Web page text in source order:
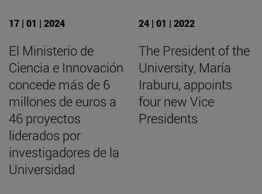
17 | 01 | 2024
El Ministerio de
Ciencia e Innovación
concede más de 6
millones de euros a
46 proyectos
liderados por
investigadores de la
Universidad
24 | 01 | 2022
The President of the
University, María
Iraburu, appoints
four new Vice
Presidents